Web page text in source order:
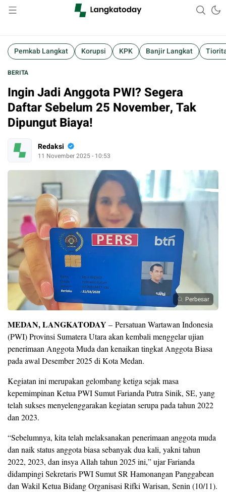
Langkatoday.com
Suara Lokal, Informasi Global
Pemkab Langkat Korupsi KPK Banjir Langkat
BERITA
Ingin Jadi Anggota PWI? Segera
Daftar Sebelum 25 November, Tak
Dipungut Biaya!
Redaksi
11 November 2025 - 10:53
Perbesar
MEDAN, LANGKATODAY – Persatuan Wartawan Indonesia
(PWI) Provinsi Sumatera Utara akan kembali menggelar ujian
penerimaan Anggota Muda dan kenaikan tingkat Anggota Biasa
pada awal Desember 2025 di Kota Medan.
Kegiatan ini merupakan gelombang ketiga sejak masa
kepemimpinan Ketua PWI Sumut Farianda Putra Sinik, SE, yang
telah sukses menyelenggarakan kegiatan serupa pada tahun 2022
dan 2023.
“Sebelumnya, kita telah melaksanakan penerimaan anggota muda
dan naik status anggota biasa sebanyak dua kali, yakni tahun
2022, 2023, dan insya Allah tahun 2025 ini,” ujar Farianda
didampingi Sekretaris PWI Sumut SR Hamonangan Panggabean
dan Wakil Ketua Bidang Organisasi Rifki Warisan, Senin (10/11).